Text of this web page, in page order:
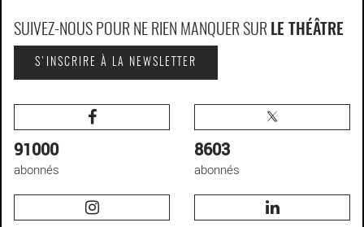
SUIVEZ-NOUS POUR NE RIEN MANQUER SUR LE THÉÂTRE
S'INSCRIRE À LA NEWSLETTER
91000
abonnés
8603
abonnés